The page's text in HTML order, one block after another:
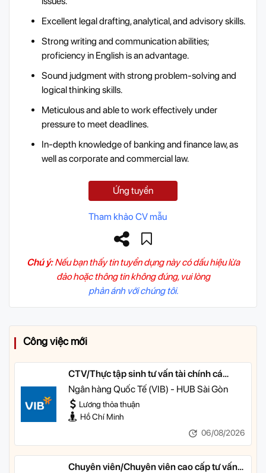
Excellent legal drafting, analytical, and advisory skills.
Strong writing and communication abilities;
proficiency in English is an advantage.
Sound judgment with strong problem-solving and
logical thinking skills.
Meticulous and able to work effectively under
pressure to meet deadlines.
In-depth knowledge of banking and finance law, as
well as corporate and commercial law.
Ứng tuyển
Tham khảo CV mẫu
Chú ý:Nếu bạn thấy tin tuyển dụng này có dấu hiệu lừa
đảo hoặc thông tin không đúng, vui lòng
phản ánh với chúng tôi.
Công việc mới
CTV/Thực tập sinh tư vấn tài chính cá
nhân
Ngân hàng Quốc Tế (VIB) - HUB Sài Gòn
Lương thỏa thuận
Hồ Chí Minh
06/08/2026
Chuyên viên/Chuyên viên cao cấp tư vấn